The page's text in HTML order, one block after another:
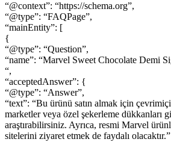
“@context”: “https://schema.org”,
“@type”: “FAQPage”,
“mainEntity”: [
{
“@type”: “Question”,
“name”: “Marvel Sweet Chocolate Demi
“,
“acceptedAnswer”: {
“@type”: “Answer”,
“text”: “Bu ürünü satın almak için
marketler veya özel şekerleme dükkanları
araştırabilirsiniz. Ayrıca, resmi Marvel
sitelerini ziyaret etmek de faydalı olacaktır.”